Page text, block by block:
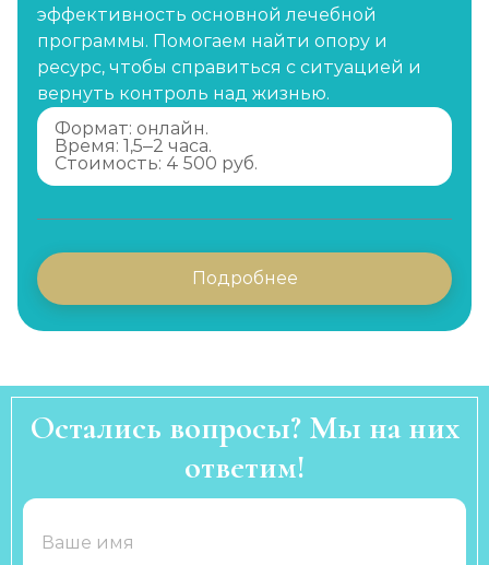
эффективность основной лечебной
программы. Помогаем найти опору и
ресурс, чтобы справиться с ситуацией и
вернуть контроль над жизнью.
Формат: онлайн.
Время: 1,5–2 часа.
Стоимость: 4 500 руб.
Подробнее
Остались вопросы? Мы на них
ответим!